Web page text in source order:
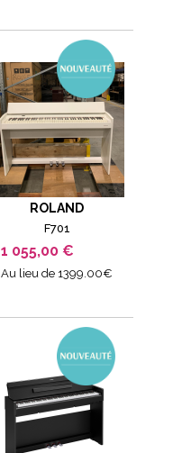
ROLAND
F701
1 055,00 €
Au lieu de 1399.00€